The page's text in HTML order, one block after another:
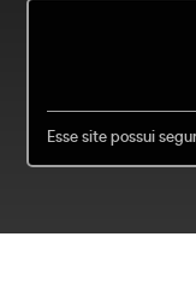
Esse site possui